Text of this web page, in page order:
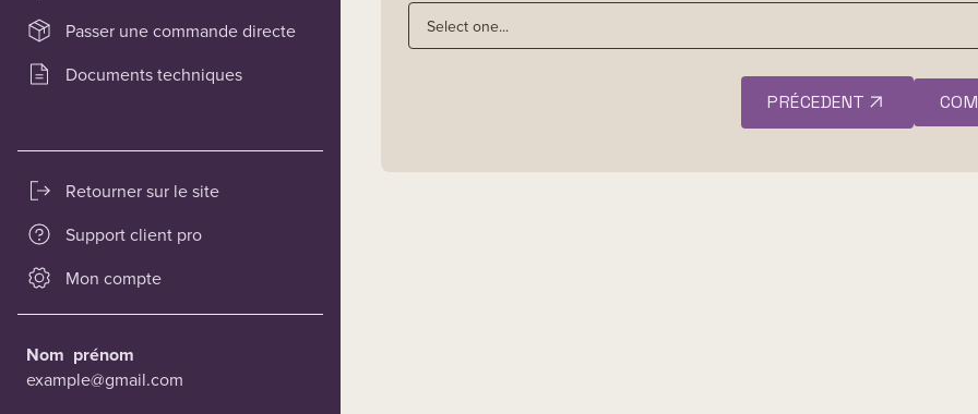
Passer une commande directe
Documents techniques
Retourner sur le site
Support client pro
Mon compte
Nom prénom
example@gmail.com
PRÉCEDENT